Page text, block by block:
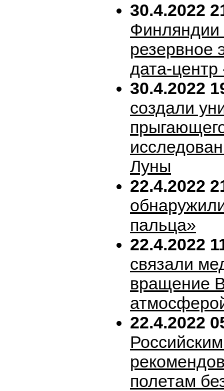
30.4.2022
резервное
дата-
30.4.2022
создали
Луны
22.4.2022
пальца»
22.4.2022
связали
вращение
22.4.2022
полетам